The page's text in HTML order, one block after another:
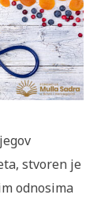
stvoren je
odnosima